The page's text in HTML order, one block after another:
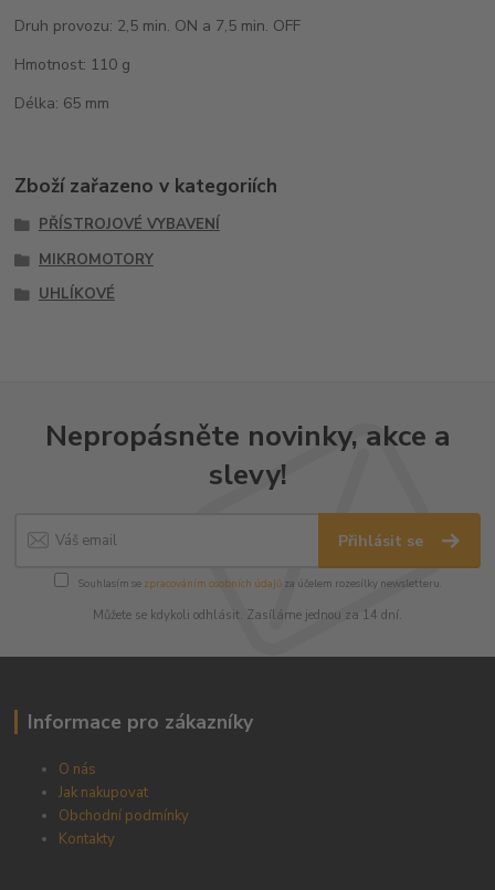
Druh provozu: 2,5 min. ON a 7,5 min. OFF
Hmotnost: 110 g
Délka: 65 mm
Zboží zařazeno v kategoriích
PŘÍSTROJOVÉ VYBAVENÍ
MIKROMOTORY
UHLÍKOVÉ
Nepropásněte novinky, akce a
slevy!
Přihlásit se
Souhlasím se zpracováním osobních údajůza účelem rozesílky newsletteru.
Můžete se kdykoli odhlásit. Zasíláme jednou za 14 dní.
Informace pro zákazníky
O nás
Jak nakupovat
Obchodní podmínky
Kontakty